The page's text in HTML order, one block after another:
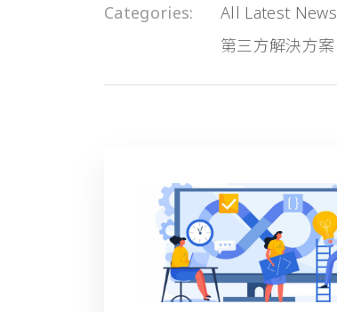
Categories All Latest News
第三方解決方案